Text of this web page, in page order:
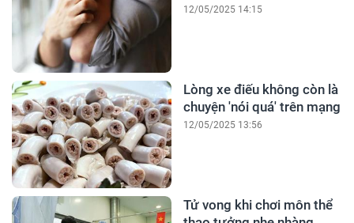
12/05/2025 14:15
Lòng xe điếu không còn là
chuyện 'nói quá' trên mạng
12/05/2025 13:56
Tử vong khi chơi môn thể